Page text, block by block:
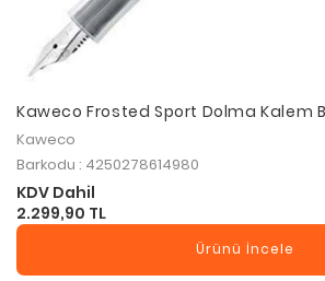
Kaweco Frosted Sport Dolma Kalem
Kaweco
Barkodu : 4250278614980
KDV Dahil
2.299,90 TL
Ürünü İncele